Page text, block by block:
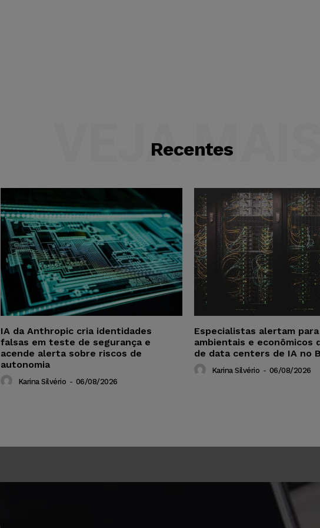
Recentes
VEJA
IA da Anthropic cria identidades
falsas em teste de segurança e
acende alerta sobre riscos de
autonomia
Karina Silvério - 06/08/2026
Especialistas alertam
ambientais e econômicos
de data centers de IA no
Karina Silvério - 06/08/2026